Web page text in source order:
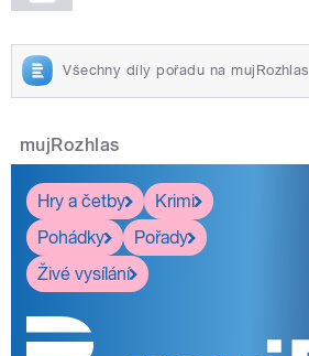
Všechny díly pořadu na mujRozhlas
mujRozhlas
Hry a četby
Krimi
Pohádky
Pořady
Živé vysílání